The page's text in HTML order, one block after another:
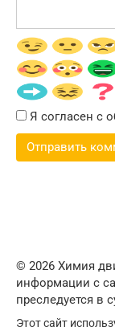
Я согласен с
© 2026 Химия
информации с
преследуется в
Этот сайт